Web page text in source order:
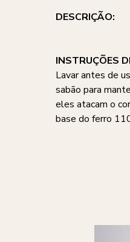
DESCRIÇÃO:
INSTRUÇÕES
Lavar antes de
sabão para
eles atacam o
base do ferro